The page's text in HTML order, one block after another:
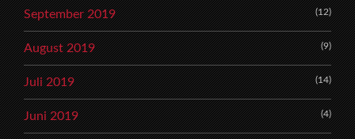
September 2019 (12)
August 2019 (9)
Juli 2019 (14)
Juni 2019 (4)